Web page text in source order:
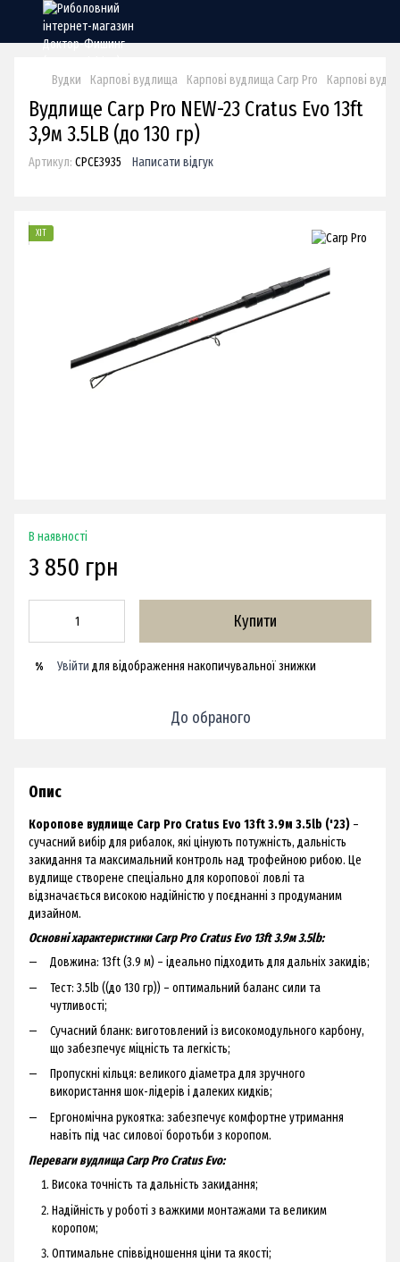
Вудки Карпові вудлища Карпові вудлища Carp Pro Карпові
Вудлище Carp Pro NEW-23 Cratus Evo 13ft
3,9м 3.5LB (до 130 гр)
Артикул: CPCE3935 Написати відгук
ХІТ
В наявності
3 850 грн
Купити
% Увійти для відображення накопичувальної знижки
До обраного
Опис
Коропове вудлище Carp Pro Cratus Evo 13ft 3.9м 3.5lb ('23) –
сучасний вибір для рибалок, які цінують потужність, дальність
закидання та максимальний контроль над трофейною рибою. Це
вудлище створене спеціально для коропової ловлі та
відзначається високою надійністю у поєднанні з продуманим
дизайном.
Основні характеристики Carp Pro Cratus Evo 13ft 3.9м 3.5lb:
Довжина: 13ft (3.9 м) – ідеально підходить для дальніх закидів;
Тест: 3.5lb ((до 130 гр)) – оптимальний баланс сили та
чутливості;
Сучасний бланк: виготовлений із високомодульного карбону,
що забезпечує міцність та легкість;
Пропускні кільця: великого діаметра для зручного
використання шок-лідерів і далеких кидків;
Ергономічна рукоятка: забезпечує комфортне утримання
навіть під час силової боротьби з коропом.
Переваги вудлища Carp Pro Cratus Evo:
Висока точність та дальність закидання;
Надійність у роботі з важкими монтажами та великим
коропом;
Оптимальне співвідношення ціни та якості;